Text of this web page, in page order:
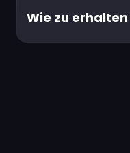
Wie zu erhalten